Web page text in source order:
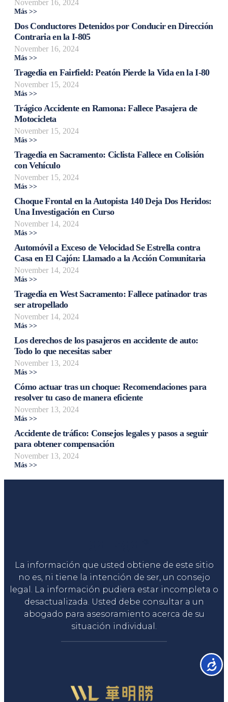
November 16, 2024
Más >>
Dos Conductores Detenidos por Conducir en Dirección
Contraria en la I-805
November 16, 2024
Más >>
Tragedia en Fairfield: Peatón Pierde la Vida en la I-80
November 15, 2024
Más >>
Trágico Accidente en Ramona: Fallece Pasajera de
Motocicleta
November 15, 2024
Más >>
Tragedia en Sacramento: Ciclista Fallece en Colisión
con Vehículo
November 15, 2024
Más >>
Choque Frontal en la Autopista 140 Deja Dos Heridos:
Una Investigación en Curso
November 14, 2024
Más >>
Automóvil a Exceso de Velocidad Se Estrella contra
Casa en El Cajón: Llamado a la Acción Comunitaria
November 14, 2024
Más >>
Tragedia en West Sacramento: Fallece patinador tras
ser atropellado
November 14, 2024
Más >>
Los derechos de los pasajeros en accidente de auto:
Todo lo que necesitas saber
November 13, 2024
Más >>
Cómo actuar tras un choque: Recomendaciones para
resolver tu caso de manera eficiente
November 13, 2024
Más >>
Accidente de tráfico: Consejos legales y pasos a seguir
para obtener compensación
November 13, 2024
Más >>
La información que usted obtiene de este sitio
no es, ni tiene la intención de ser, un consejo
legal. La información pudiera estar incompleta o
desactualizada. Usted debe consultar a un
abogado para asesoramiento acerca de su
situación individual.